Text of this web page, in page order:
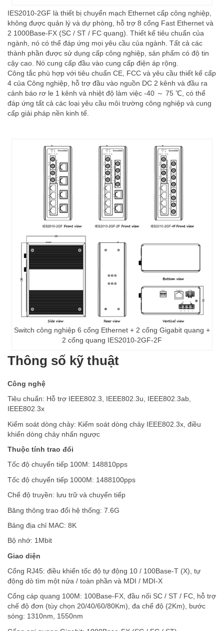
IES2010-2GF là thiết bị chuyển mạch Ethernet cấp công nghiệp,
không được quản lý và dự phòng, hỗ trợ 8 cổng Fast Ethernet và
2 1000Base-FX (SC / ST / FC quang). Thiết kế tiêu chuẩn của
ngành, nó có thể đáp ứng mọi yêu cầu của ngành. Tất cả các
thành phần được sử dụng cấp công nghiệp, sản phẩm có độ tin
cậy cao. Nó cung cấp đầu vào cung cấp điện áp rộng.
Công tắc phù hợp với tiêu chuẩn CE, FCC và yêu cầu thiết kế cấp
4 của Công nghiệp, hỗ trợ đầu vào nguồn DC 2 kênh và đầu ra
cảnh báo rơ le 1 kênh và nhiệt độ làm việc -40 ～ 75 ℃, có thể
đáp ứng tất cả các loại yêu cầu môi trường công nghiệp và cung
cấp giải pháp nền kinh tế.
Switch công nghiệp 6 cổng Ethernet + 2 cổng Gigabit quang +
2 cổng quang IES2010-2GF-2F
Thông số kỹ thuật
Công nghệ
Tiêu chuẩn: Hỗ trợ IEEE802.3, IEEE802.3u, IEEE802.3ab,
IEEE802.3x
Kiểm soát dòng chảy: Kiểm soát dòng chảy IEEE802.3x, điều
khiển dòng chảy nhấn ngược
Thuộc tính trao đổi
Tốc độ chuyển tiếp 100M: 148810pps
Tốc độ chuyển tiếp 1000M: 1488100pps
Chế độ truyền: lưu trữ và chuyển tiếp
Băng thông trao đổi hệ thống: 7.6G
Bảng địa chỉ MAC: 8K
Bộ nhớ: 1Mbit
Giao diện
Cổng RJ45: điều khiển tốc độ tự động 10 / 100Base-T (X), tự
động dò tìm một nửa / toàn phần và MDI / MDI-X
Cổng cáp quang 100M: 100Base-FX, đầu nối SC / ST / FC, hỗ trợ
chế độ đơn (tùy chọn 20/40/60/80Km), đa chế độ (2Km), bước
sóng: 1310nm, 1550nm